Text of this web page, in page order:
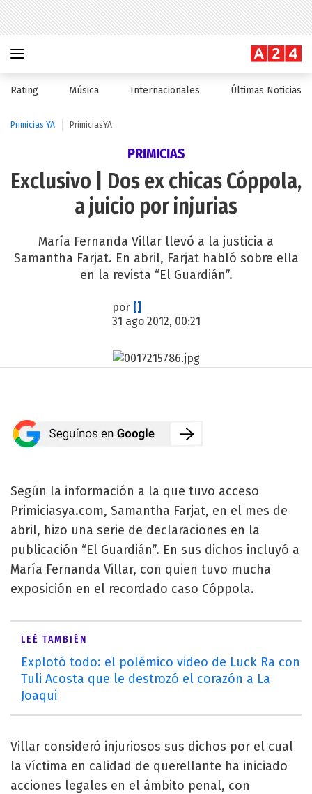
Rating Música Internacionales Últimas Noticias
Primicias YA PrimiciasYA
PRIMICIAS
Exclusivo | Dos ex chicas Cóppola,
a juicio por injurias
María Fernanda Villar llevó a la justicia a
Samantha Farjat. En abril, Farjat habló sobre ella
en la revista “El Guardián”.
por []
31 ago 2012, 00:21
Según la información a la que tuvo acceso
Primiciasya.com, Samantha Farjat, en el mes de
abril, hizo una serie de declaraciones en la
publicación “El Guardián”. En sus dichos incluyó a
María Fernanda Villar, con quien tuvo mucha
exposición en el recordado caso Cóppola.
LEÉ TAMBIÉN
Explotó todo: el polémico video de Luck Ra con
Tuli Acosta que le destrozó el corazón a La
Joaqui
Villar consideró injuriosos sus dichos por el cual
la víctima en calidad de querellante ha iniciado
acciones legales en el ámbito penal, con